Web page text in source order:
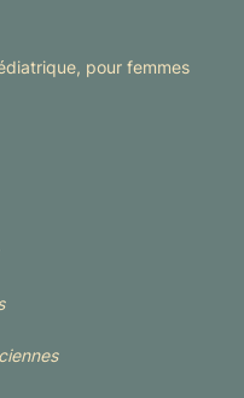
pour femmes